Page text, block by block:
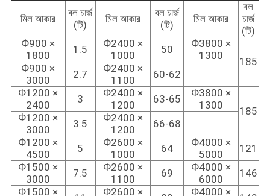
মিল আকার
বল চার্জ
(টি)
মিল আকার
বল চার্জ
(টি)
মিল আকার
বল
চার্জ
(টি)
Ф900 ×
1800
1.5
Ф2400 ×
1000
50
Ф3800 ×
1300
185
Ф900 ×
3000
2.7
Ф2400 ×
1100
60-62
Ф1200 ×
2400
3
Ф2400 ×
1200
63-65
Ф3800 ×
1300
185
Ф1200 ×
3000
3.5
Ф2400 ×
1200
66-68
Ф1200 ×
4500
5
Ф2600 ×
1000
64
Ф4000 ×
5000
121
Ф1500 ×
3000
7.5
Ф2600 ×
1100
69
Ф4000 ×
6000
146
Ф1500 ×
Ф2600 ×
Ф4000 ×